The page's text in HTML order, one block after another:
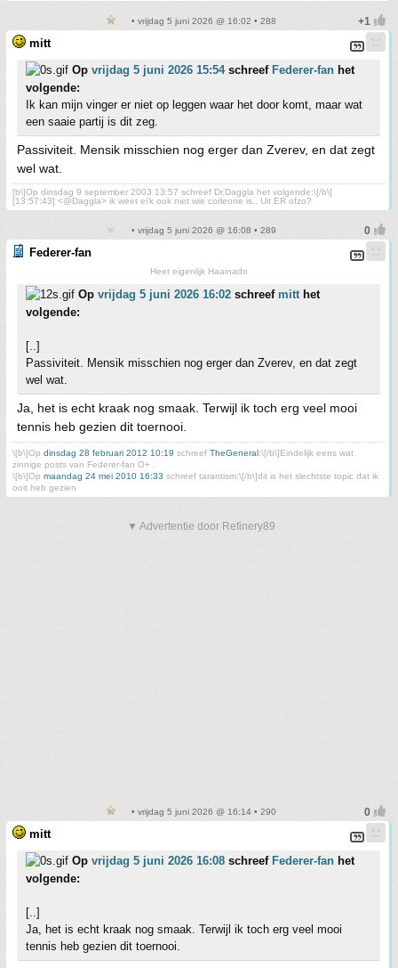
• vrijdag 5 juni 2026 @ 16:02 • 288
mitt
Op vrijdag 5 juni 2026 15:54schreef Federer-fan het
volgende:
Ik kan mijn vinger er niet op leggen waar het door komt, maar wat
een saaie partij is dit zeg.
Passiviteit. Mensik misschien nog erger dan Zverev, en dat zegt
wel wat.
[b\]Op dinsdag 9 september 2003 13:57 schreef Dr.Daggla het volgende:\[/b\]
[13:57:43] <@Daggla> ik weet ei'k ook niet wie corleone is.. Uit ER ofzo?
• vrijdag 5 juni 2026 @ 16:08 • 289
Federer-fan
Heet eigenlijk Haainado
Op vrijdag 5 juni 2026 16:02 schreef mitt het
volgende:
[..]
Passiviteit. Mensik misschien nog erger dan Zverev, en dat zegt
wel wat.
Ja, het is echt kraak nog smaak. Terwijl ik toch erg veel mooi
tennis heb gezien dit toernooi.
\[b\]Op dinsdag 28 februari 2012 10:19 schreef TheGeneral:\[/b\]Eindelijk eens wat
zinnige posts van Federer-fan O+ .
\[b\]Op maandag 24 mei 2010 16:33 schreef tarantism:\[/b\]dit is het slechtste topic dat ik
ooit heb gezien
▼ Advertentie door Refinery89
• vrijdag 5 juni 2026 @ 16:14 • 290
mitt
Op vrijdag 5 juni 2026 16:08 schreef Federer-fan het
volgende:
[..]
Ja, het is echt kraak nog smaak. Terwijl ik toch erg veel mooi
tennis heb gezien dit toernooi.